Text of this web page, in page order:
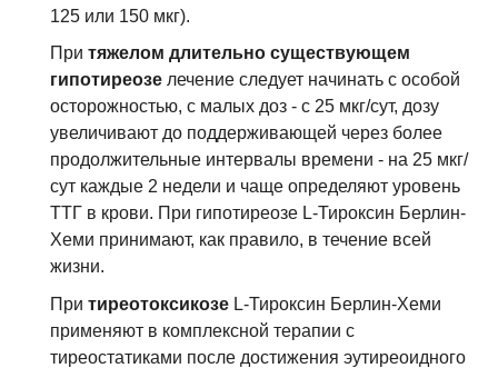
125 или 150 мкг).
При тяжелом длительно существующем
гипотиреозе лечение следует начинать с особой
осторожностью, с малых доз - с 25 мкг/сут, дозу
увеличивают до поддерживающей через более
продолжительные интервалы времени - на 25 мкг/
сут каждые 2 недели и чаще определяют уровень
ТТГ в крови. При гипотиреозе L-Тироксин Берлин-
Хеми принимают, как правило, в течение всей
жизни.
При тиреотоксикозе L-Тироксин Берлин-Хеми
применяют в комплексной терапии с
тиреостатиками после достижения эутиреоидного